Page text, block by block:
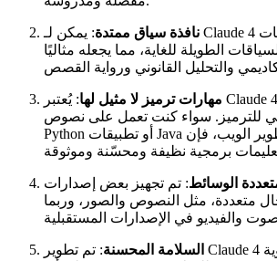
نافذة سياق ممتدة: يمكن لـ Claude 4 التعامل مع المحادثات
الطويلة للغاية، مما يجعله مثاليًا
مهارات ترميز لا مثيل لها: يُعتبر Claude 4 أحد أفضل نماذج
للترميز. سواء كنت تعمل على نصوص
Python أو تطبيقات Java أو تطوير الويب، فإن Claude 4 يقدم
الوسائط: تم تجهيز بعض إصدارات Claude 4
متعددة، مثل النصوص والصور، وربما
السلامة المحسنة: تم تطوير Claude 4 مع إعطاء الأولوية